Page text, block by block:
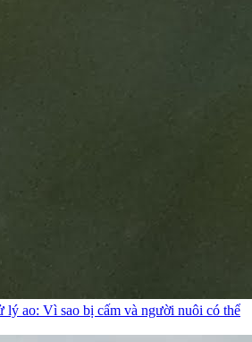
lý ao: Vì sao bị cấm và người nuôi có thể